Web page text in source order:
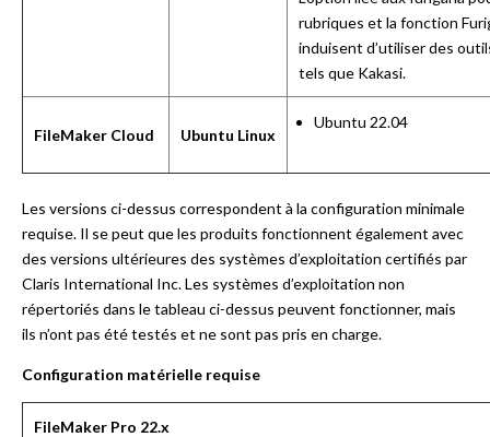
rubriques et la fonction
induisent d’utiliser des
tels que Kakasi.
FileMaker Cloud Ubuntu Linux
Ubuntu 22.04
Les versions ci-dessus correspondent à la configuration minimale
requise. Il se peut que les produits fonctionnent également avec
des versions ultérieures des systèmes d’exploitation certifiés par
Claris International Inc. Les systèmes d’exploitation non
répertoriés dans le tableau ci-dessus peuvent fonctionner, mais
ils n’ont pas été testés et ne sont pas pris en charge.
Configuration matérielle requise
FileMaker Pro 22.x